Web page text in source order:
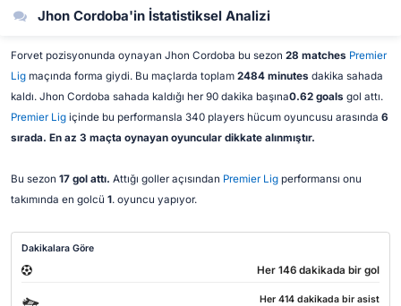
Jhon Cordoba'in İstatistiksel Analizi
Forvet pozisyonunda oynayan Jhon Cordoba bu sezon 28 matches Premier
Ligmaçında forma giydi. Bu maçlarda toplam 2484 minutes dakika sahada
kaldı. Jhon Cordoba sahada kaldığı her 90 dakika başına0.62 goals gol attı.
Premier Ligiçinde bu performansla 340 players hücum oyuncusu arasında 6
sırada. En az 3 maçta oynayan oyuncular dikkate alınmıştır.
Bu sezon 17 gol attı. Attığı goller açısından Premier Ligperformansı onu
takımında en golcü 1. oyuncu yapıyor.
Dakikalara Göre
Her 146 dakikada bir gol
Her 414 dakikada bir asist